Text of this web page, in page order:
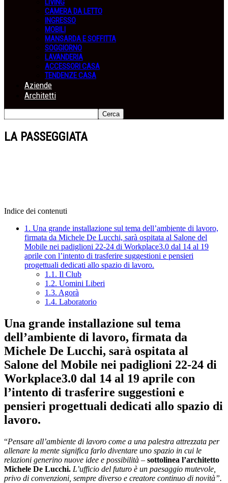
LIVING
CAMERA DA LETTO
INGRESSO
MOBILI
MANSARDA E SOFFITTA
SOGGIORNO
LAVANDERIA
ACCESSORI CASA
TENDENZE CASA
Aziende
Architetti
LA PASSEGGIATA
Indice dei contenuti
1. Una grande installazione sul tema dell’ambiente di lavoro,
firmata da Michele De Lucchi, sarà ospitata al Salone del
Mobile nei padiglioni 22-24 di Workplace3.0 dal 14 al 19
aprile con l’intento di trasferire suggestioni e pensieri
progettuali dedicati allo spazio di lavoro.
1.1. Il Club
1.2. Uomini Liberi
1.3. Agorà
1.4. Laboratorio
Una grande installazione sul tema
dell’ambiente di lavoro, firmata da
Michele De Lucchi, sarà ospitata al
Salone del Mobile nei padiglioni 22-24 di
Workplace3.0 dal 14 al 19 aprile con
l’intento di trasferire suggestioni e
pensieri progettuali dedicati allo spazio di
lavoro.
“Pensare all’ambiente di lavoro come a una palestra attrezzata per
allenare la mente significa farlo diventare uno spazio in cui le
relazioni generino nuove idee e possibilità – sottolinea l’architetto
Michele De Lucchi. L’ufficio del futuro è un paesaggio mutevole,
privo di convenzioni, sempre diverso e creatore continuo di novità”.